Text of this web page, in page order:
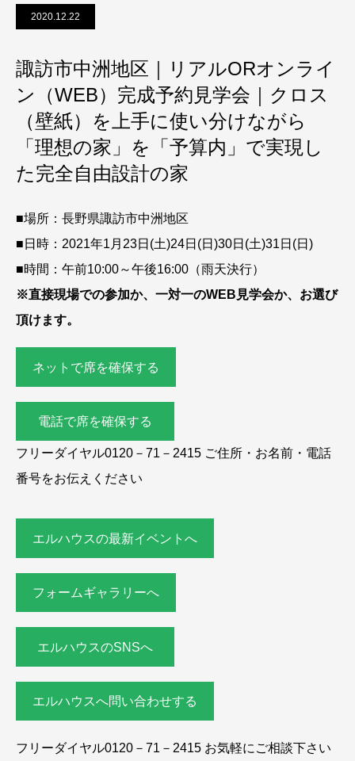
2020.12.22
諏訪市中洲地区｜リアルORオンライ
ン（WEB）完成予約見学会｜クロス
（壁紙）を上手に使い分けながら
「理想の家」を「予算内」で実現し
た完全自由設計の家
■場所：長野県諏訪市中洲地区
■日時：2021年1月23日(土)24日(日)30日(土)31日(日)
■時間：午前10:00～午後16:00（雨天決行）
※直接現場での参加か、一対一のWEB見学会か、お選び
頂けます。
ネットで席を確保する
電話で席を確保する
フリーダイヤル0120－71－2415 ご住所・お名前・電話
番号をお伝えください
エルハウスの最新イベントへ
フォームギャラリーへ
エルハウスのSNSへ
エルハウスへ問い合わせする
フリーダイヤル0120－71－2415 お気軽にご相談下さい